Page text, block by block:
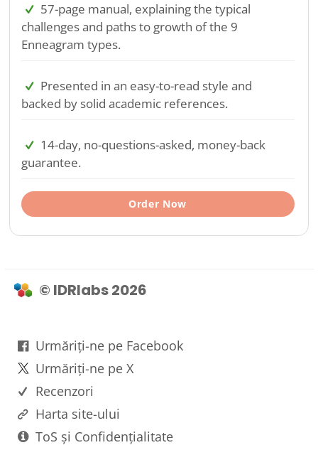
57-page manual, explaining the typical
challenges and paths to growth of the 9
Enneagram types.
Presented in an easy-to-read style and
backed by solid academic references.
14-day, no-questions-asked, money-back
guarantee.
Order Now
© IDRlabs 2026
Urmăriți-ne pe Facebook
Urmăriți-ne pe X
Recenzori
Harta site-ului
ToS și Confidențialitate